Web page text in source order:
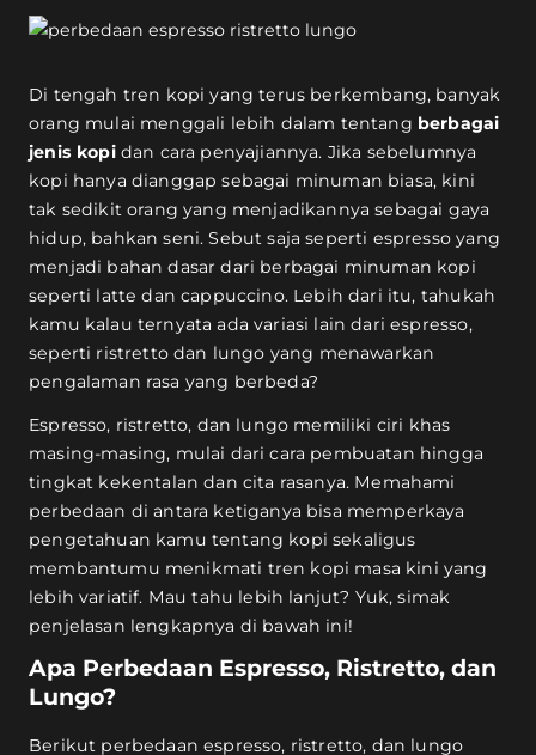
Di tengah tren kopi yang terus berkembang, banyak
orang mulai menggali lebih dalam tentang berbagai
jenis kopidan cara penyajiannya. Jika sebelumnya
kopi hanya dianggap sebagai minuman biasa, kini
tak sedikit orang yang menjadikannya sebagai gaya
hidup, bahkan seni. Sebut saja seperti espresso yang
menjadi bahan dasar dari berbagai minuman kopi
seperti latte dan cappuccino. Lebih dari itu, tahukah
kamu kalau ternyata ada variasi lain dari espresso,
seperti ristretto dan lungo yang menawarkan
pengalaman rasa yang berbeda?
Espresso, ristretto, dan lungo memiliki ciri khas
masing-masing, mulai dari cara pembuatan hingga
tingkat kekentalan dan cita rasanya. Memahami
perbedaan di antara ketiganya bisa memperkaya
pengetahuan kamu tentang kopi sekaligus
membantumu menikmati tren kopi masa kini yang
lebih variatif. Mau tahu lebih lanjut? Yuk, simak
penjelasan lengkapnya di bawah ini!
Apa Perbedaan Espresso, Ristretto, dan
Lungo?
Berikut perbedaan espresso, ristretto, dan lungo